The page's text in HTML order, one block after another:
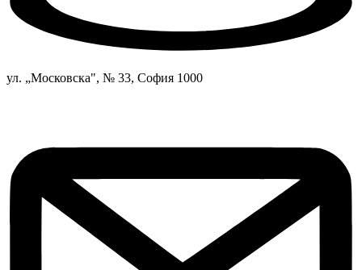
ул. „Московска", № 33, София 1000